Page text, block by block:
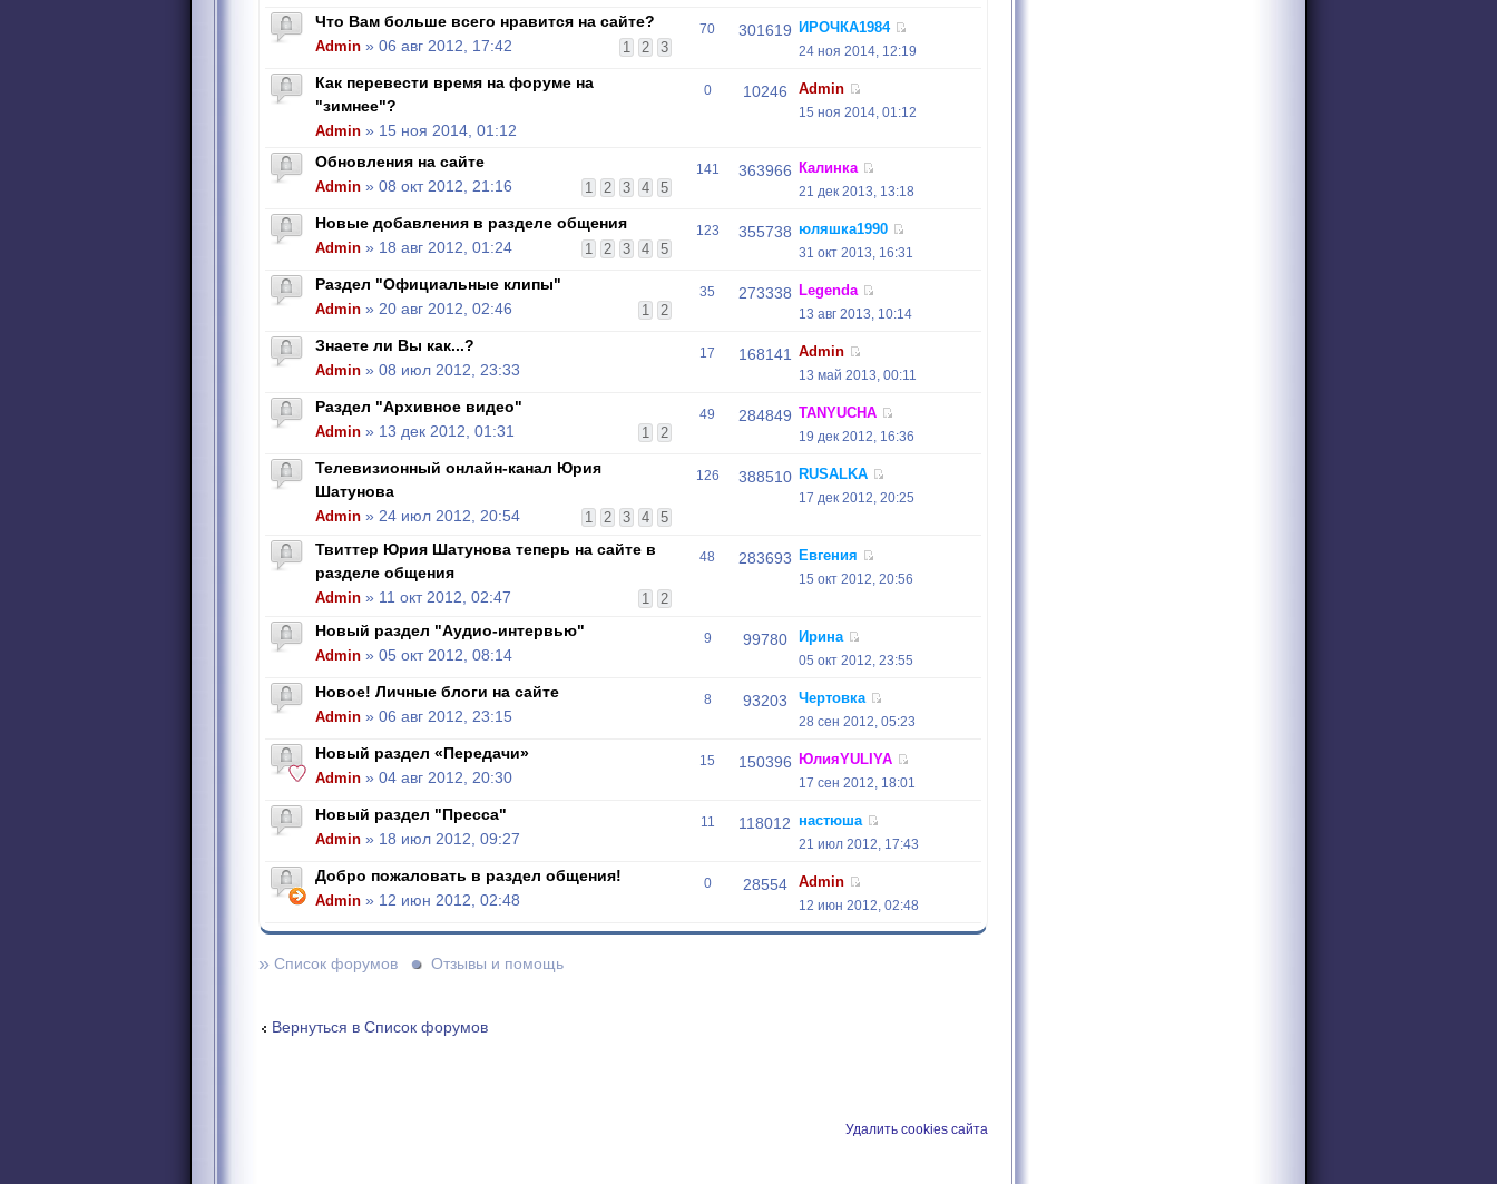
Что Вам больше всего нравится на сайте?
1 2 3
Admin » 06 авг 2012, 17:42
70 301619 ИРОЧКА1984
24 ноя 2014, 12:19
Как перевести время на форуме на
"зимнее"?
Admin » 15 ноя 2014, 01:12
0 10246 Admin
15 ноя 2014, 01:12
Обновления на сайте
1 2 3 4 5
Admin » 08 окт 2012, 21:16
141 363966 Калинка
21 дек 2013, 13:18
Новые добавления в разделе общения
1 2 3 4 5
Admin » 18 авг 2012, 01:24
123 355738 юляшка1990
31 окт 2013, 16:31
Раздел "Официальные клипы"
1 2
Admin » 20 авг 2012, 02:46
35 273338 Legenda
13 авг 2013, 10:14
Знаете ли Вы как...?
Admin » 08 июл 2012, 23:33
17 168141 Admin
13 май 2013, 00:11
Раздел "Архивное видео"
1 2
Admin » 13 дек 2012, 01:31
49 284849 TANYUCHA
19 дек 2012, 16:36
Телевизионный онлайн-канал Юрия
Шатунова
1 2 3 4 5
Admin » 24 июл 2012, 20:54
126 388510 RUSALKA
17 дек 2012, 20:25
Твиттер Юрия Шатунова теперь на сайте в
разделе общения
1 2
Admin » 11 окт 2012, 02:47
48 283693 Евгения
15 окт 2012, 20:56
Новый раздел "Аудио-интервью"
Admin » 05 окт 2012, 08:14
9 99780 Ирина
05 окт 2012, 23:55
Новое! Личные блоги на сайте
Admin » 06 авг 2012, 23:15
8 93203 Чертовка
28 сен 2012, 05:23
Новый раздел «Передачи»
Admin » 04 авг 2012, 20:30
15 150396 ЮлияYULIYA
17 сен 2012, 18:01
Новый раздел "Пресса"
Admin » 18 июл 2012, 09:27
11 118012 настюша
21 июл 2012, 17:43
Добро пожаловать в раздел общения!
Admin » 12 июн 2012, 02:48
0 28554 Admin
12 июн 2012, 02:48
» Список форумов Отзывы и помощь
Вернуться в Список форумов
Удалить cookies сайта